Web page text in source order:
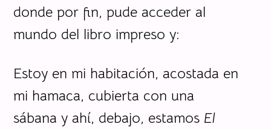
donde por fin, pude acceder al
mundo del libro impreso y:
Estoy en mi habitación, acostada en
mi hamaca, cubierta con una
sábana y ahí, debajo, estamos El